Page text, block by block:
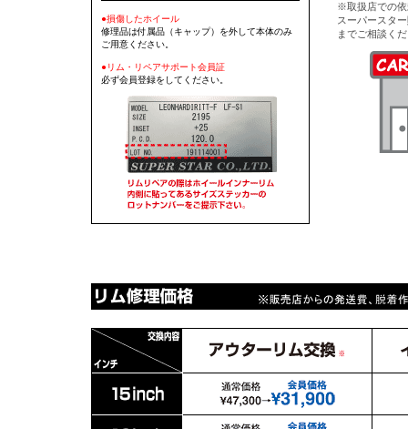
●損傷したホイール
修理品は付属品（キャップ）を外して本体のみ
ご用意ください。
●リム・リペアサポート会員証
必ず会員登録をしてください。
※取扱店での依
スーパースタ
までご相談く